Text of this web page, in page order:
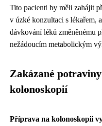
Tito pacienti by měli zahájit
v úzké konzultaci s lékařem,
dávkování léků změněnému
nežádoucím metabolickým
Zakázané
kolonoskopií
Příprava na kolonoskopii